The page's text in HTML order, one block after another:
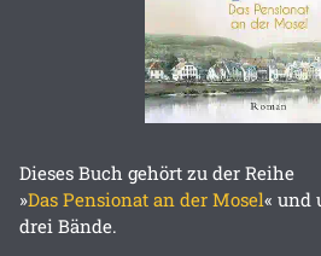
Dieses Buch gehört zu der Reihe
»Das Pensionat an der Mosel« und
drei Bände.